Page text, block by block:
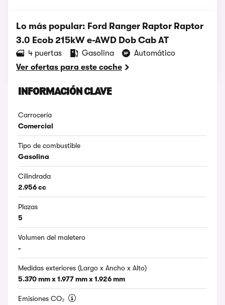
Lo más popular: Ford Ranger Raptor Raptor
3.0 Ecob 215kW e-AWD Dob Cab AT
4 puertas Gasolina
Automático
Ver ofertas para este coche
INFORMACIÓN CLAVE
Carrocería
Comercial
Tipo de combustible
Gasolina
Cilindrada
2.956 cc
Plazas
5
Volumen del maletero
-
Medidas exteriores (Largo x Ancho x Alto)
5.370 mm x 1.977 mm x 1.926 mm
Emisiones CO₂